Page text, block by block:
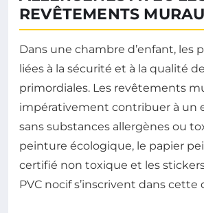
REVÊTEMENTS
Dans une chambre d’enfant, les
liées à la sécurité et à la qualité
primordiales. Les revêtements
impérativement contribuer à un
sans substances allergènes ou
peinture écologique, le papier
certifié non toxique et les
PVC nocif s’inscrivent dans cette